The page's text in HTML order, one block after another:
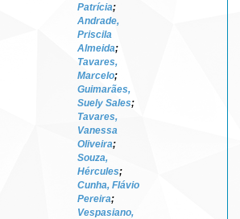
Patrícia;
Andrade,
Priscila
Almeida;
Tavares,
Marcelo;
Guimarães,
Suely Sales;
Tavares,
Vanessa
Oliveira;
Souza,
Hércules;
Cunha, Flávio
Pereira;
Vespasiano,